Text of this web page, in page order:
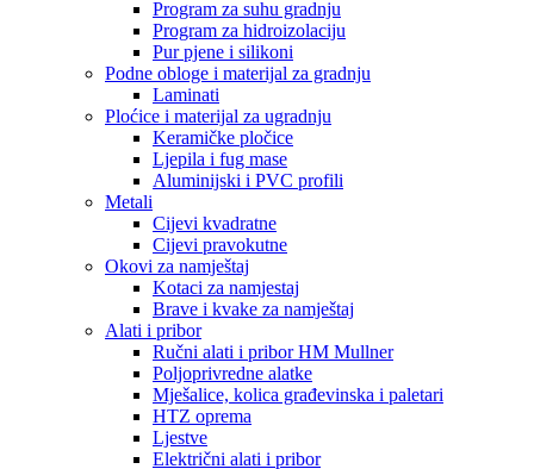
Program za suhu gradnju
Program za hidroizolaciju
Pur pjene i silikoni
Podne obloge i materijal za gradnju
Laminati
Ploćice i materijal za ugradnju
Keramičke pločice
Ljepila i fug mase
Aluminijski i PVC profili
Metali
Cijevi kvadratne
Cijevi pravokutne
Okovi za namještaj
Kotaci za namjestaj
Brave i kvake za namještaj
Alati i pribor
Ručni alati i pribor HM Mullner
Poljoprivredne alatke
Mješalice, kolica građevinska i paletari
HTZ oprema
Ljestve
Električni alati i pribor